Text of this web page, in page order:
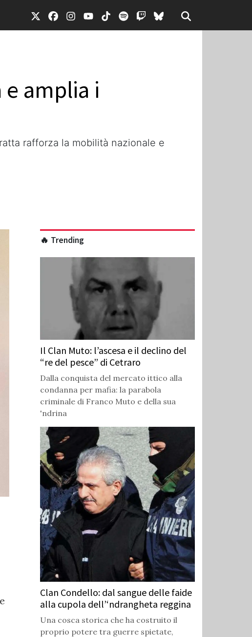
amplia i
rafforza la mobilità nazionale e
🔥 Trending
Il Clan Muto: l’ascesa e il declino del
“re del pesce” di Cetraro
Dalla conquista del mercato ittico alla
condanna per mafia: la parabola
criminale di Franco Muto e della sua
'ndrina
Clan Condello: dal sangue delle faide
alla cupola dell’‘ndrangheta reggina
Una cosca storica che ha costruito il
proprio potere tra guerre spietate,